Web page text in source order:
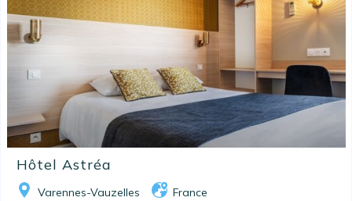
Hôtel Astréa
Varennes-Vauzelles France